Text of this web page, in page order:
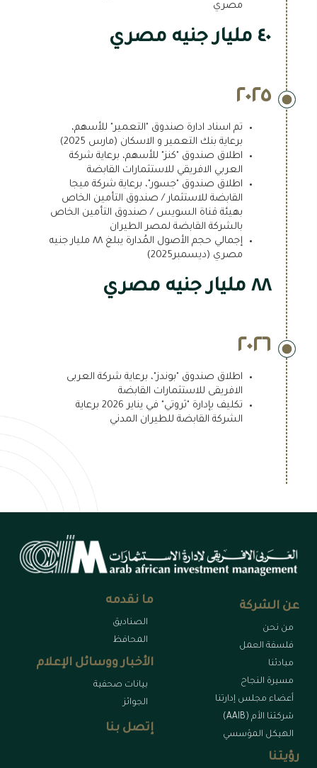
مصري
٤٠ مليار جنيه مصري
٢٠٢٥
تم اسناد ادارة صندوق "التعمير" للأسهم،
برعاية بنك التعمير و الاسكان (مارس 2025)
اطلاق صندوق "كنز" للأسهم، برعاية شركة
العربي الافريقي للاستثمارات القابضة
اطلاق صندوق "جسور"، برعاية شركة ميجا
القابضة للاستثمار / صندوق التأمين الخاص
بهيئة قناة السويس / صندوق التأمين الخاص
بالشركة القابضة لمصر الطيران
إجمالي حجم الأصول المُدارة يبلغ ٨٨ مليار جنيه
مصري (ديسمبر2025)
٨٨ مليار جنيه مصري
٢٠٢٦
اطلاق صندوق "بوندز"، برعاية شركة العربى
الافريقى للاستثمارات القابضة
تكليف بإدارة "ثروتي" في يناير 2026 برعاية
الشركة القابضة للطيران المدني
عن الشركة
من نحن
فلسفة العمل
مبادئنا
مسيرة النجاح
أعضاء مجلس إدارتنا
شركتنا الأم (AAIB)
الهيكل المؤسسي
رؤيتنا
ما نقدمه
الصناديق
المحافظ
الأخبار ووسائل الإعلام
بيانات صحفية
الجوائز
إتصل بنا